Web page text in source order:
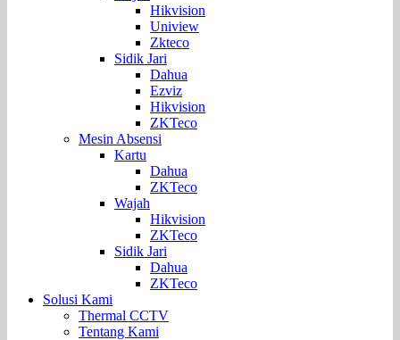
Hikvision
Uniview
Zkteco
Sidik Jari
Dahua
Ezviz
Hikvision
ZKTeco
Mesin Absensi
Kartu
Dahua
ZKTeco
Wajah
Hikvision
ZKTeco
Sidik Jari
Dahua
ZKTeco
Solusi Kami
Thermal CCTV
Tentang Kami